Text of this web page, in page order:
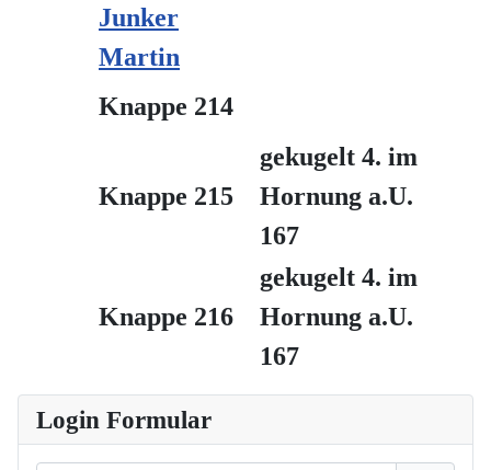
Junker
Martin
Knappe 214
Knappe 215
gekugelt 4. im
Hornung a.U.
167
Knappe 216
gekugelt 4. im
Hornung a.U.
167
Login Formular